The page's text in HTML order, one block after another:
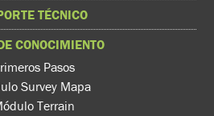
TÉCNICO
CONOCIMIENTO
Pasos
Survey Mapa
Terrain